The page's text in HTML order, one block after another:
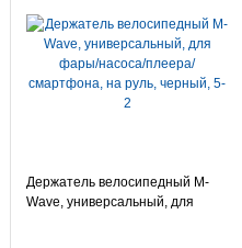
Держатель велосипедный M-
Wave, универсальный, для